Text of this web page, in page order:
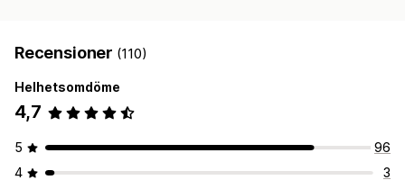
Recensioner (110)
Helhetsomdöme
4,7
5
96
4
3